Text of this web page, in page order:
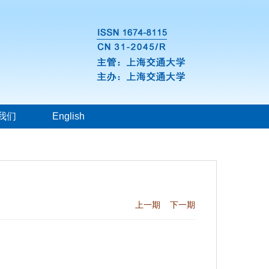
们 English
上一期 下一期